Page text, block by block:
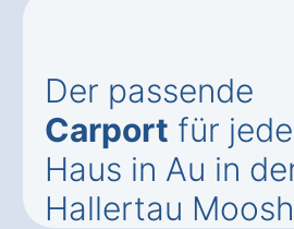
Der passende
Carport für
Haus in Au in
Hallertau